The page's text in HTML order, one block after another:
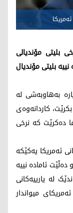
بلیتی مۆندیالی
نییە بلیتی مۆندیال
مۆندیالی 2026 کە بڕیارە بەهاوبەشی لە
کاردانەوەی
دەکرێت کە نرخی
ئەمریکا یەکێکە
ئامادە نییە
لە یارییەکانی
میواندار